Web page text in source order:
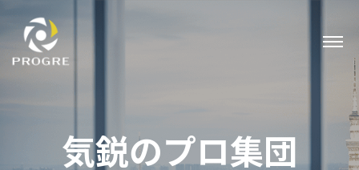
気鋭のプロ集団